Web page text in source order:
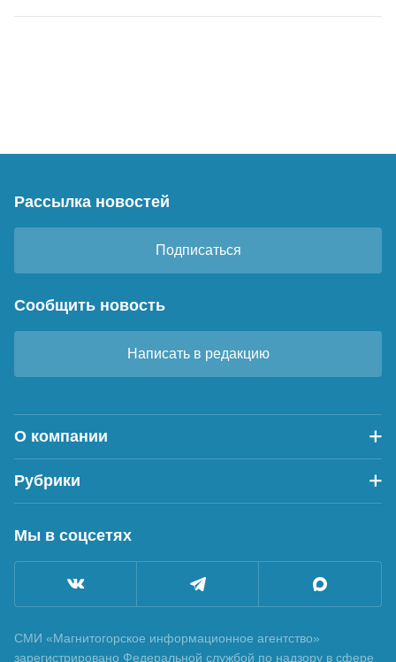
Рассылка новостей
Подписаться
Сообщить новость
Написать в редакцию
О компании
Рубрики
Мы в соцсетях
СМИ «Магнитогорское информационное агентство»
зарегистрировано Федеральной службой по надзору в сфере